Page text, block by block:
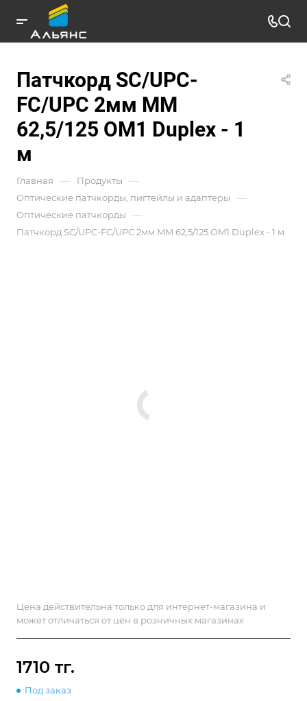
Патчкорд SC/UPC-
FC/UPC 2мм MM
62,5/125 OM1 Duplex - 1
м
Главная — Продукты —
Оптические патчкорды, пигтейлы и адаптеры —
Оптические патчкорды —
Патчкорд SC/UPC-FC/UPC 2мм MM 62,5/125 OM1 Duplex - 1 м
Цена действительна только для интернет-магазина и
может отличаться от цен в розничных магазинах
1710 тг.
Под заказ